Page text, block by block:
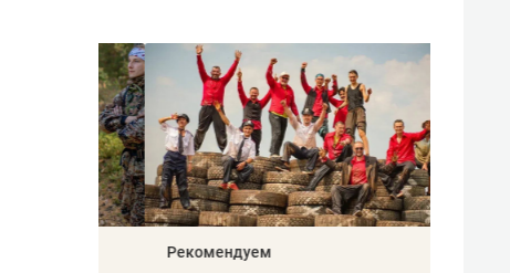
Рекомендуем